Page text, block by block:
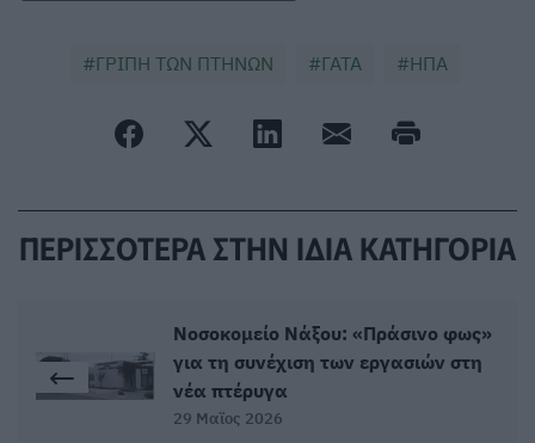
ΓΡΙΠΗ ΤΩΝ ΠΤΗΝΩΝ ΓΑΤΑ ΗΠΑ
ΠΕΡΙΣΣΟΤΕΡΑ ΣΤΗΝ ΙΔΙΑ ΚΑΤΗΓΟΡΙΑ
Νοσοκομείο Νάξου: «Πράσινο φως»
για τη συνέχιση των εργασιών στη
νέα πτέρυγα
29 Μαϊος 2026